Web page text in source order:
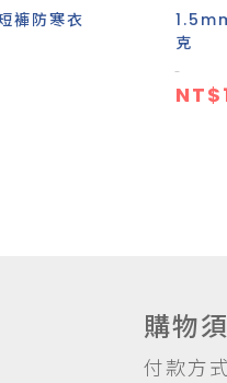
褲防寒衣
克
購物
付款方